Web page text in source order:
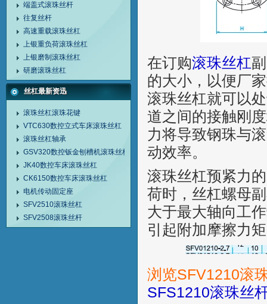
端盖式滚珠丝杆
往复丝杆
高速重载滚珠丝杠
上银重负荷滚珠丝杠
上银磨制滚珠丝杠
研磨滚珠丝杠
丝杠最新资迅
滚珠丝杠滚珠花键
VTC630数控立式车床滚珠丝杠
滚珠丝杠轴承
GSV320数控钣金刨槽机滚珠丝杠
JK40数控车床滚珠丝杠
CK6150数控车床滚珠丝杠
电机传动固定座
SFV2510滚珠丝杠
SFV2508滚珠丝杆
在订购滚珠丝杠
的大小，以便厂
滚珠丝杠就可以
道之间的接触刚
力将导致钢珠与
动效率。
滚珠丝杠预紧力
荷时，丝杠螺母
大于最大轴向工
引起附加摩擦力
浏览SFV1210滚
SFS1210滚珠丝